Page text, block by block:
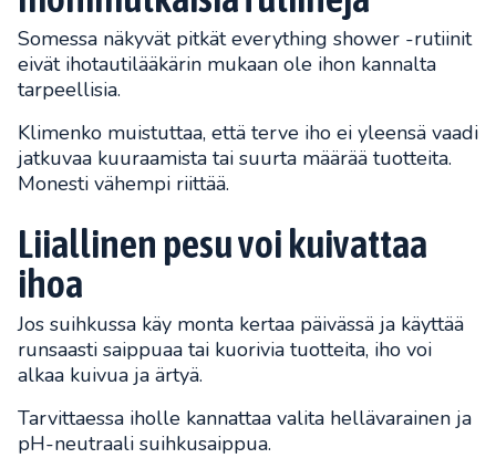
Somessa näkyvät pitkät everything shower -rutiinit
eivät ihotautilääkärin mukaan ole ihon kannalta
tarpeellisia.
Klimenko muistuttaa, että terve iho ei yleensä vaadi
jatkuvaa kuuraamista tai suurta määrää tuotteita.
Monesti vähempi riittää.
Liiallinen pesu voi kuivattaa
ihoa
Jos suihkussa käy monta kertaa päivässä ja käyttää
runsaasti saippuaa tai kuorivia tuotteita, iho voi
alkaa kuivua ja ärtyä.
Tarvittaessa iholle kannattaa valita hellävarainen ja
pH-neutraali suihkusaippua.